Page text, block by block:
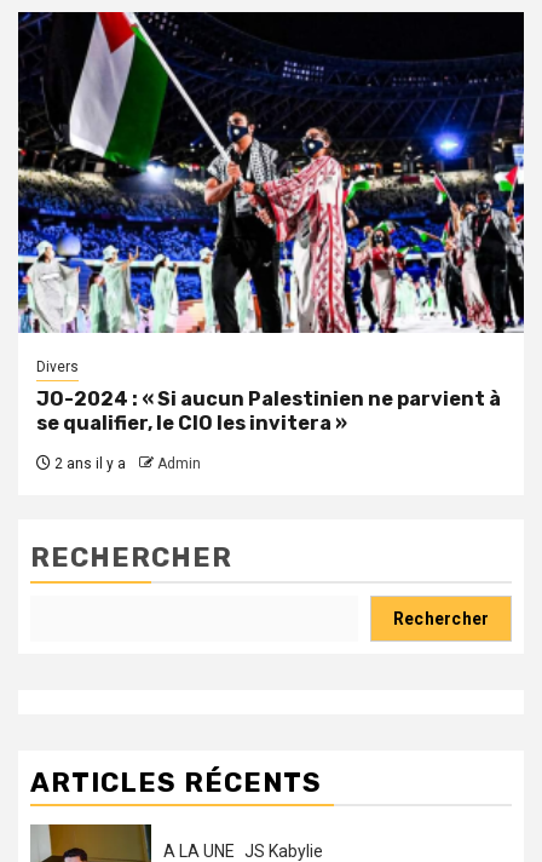
Divers
JO-2024 : « Si aucun Palestinien ne parvient à
se qualifier, le CIO les invitera »
2 ans il y a Admin
RECHERCHER
Rechercher
ARTICLES RÉCENTS
A LA UNE JS Kabylie